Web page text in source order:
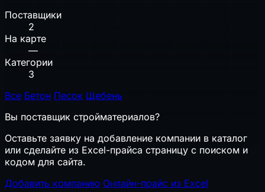
Поставщики
2
На карте
—
Категории
3
Все Бетон Песок Щебень
Вы поставщик стройматериалов?
Оставьте заявку на добавление компании в каталог
или сделайте из Excel-прайса страницу с поиском и
кодом для сайта.
Добавить компанию Онлайн-прайс из Excel